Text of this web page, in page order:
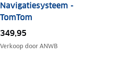
Navigatiesysteem -
TomTom
349,95
Verkoop doorANWB